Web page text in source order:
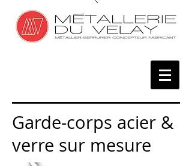
Garde-corps acier &
verre sur mesure